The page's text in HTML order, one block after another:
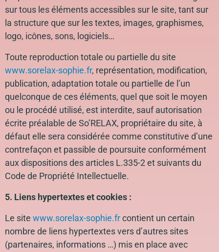
sur tous les éléments accessibles sur le site, tant sur
la structure que sur les textes, images, graphismes,
logo, icônes, sons, logiciels…
Toute reproduction totale ou partielle du site
www.sorelax-sophie.fr, représentation, modification,
publication, adaptation totale ou partielle de l’un
quelconque de ces éléments, quel que soit le moyen
ou le procédé utilisé, est interdite, sauf autorisation
écrite préalable de So’RELAX, propriétaire du site, à
défaut elle sera considérée comme constitutive d’une
contrefaçon et passible de poursuite conformément
aux dispositions des articles L.335-2 et suivants du
Code de Propriété Intellectuelle.
5. Liens hypertextes et cookies :
Le site www.sorelax-sophie.frcontient un certain
nombre de liens hypertextes vers d’autres sites
(partenaires, informations …) mis en place avec